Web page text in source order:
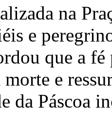
na
e
que a
e
da Páscoa